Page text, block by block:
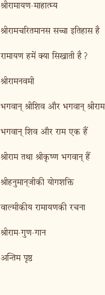
श्रीरामायण-माहात्म्य
श्रीरामचरितमानस सच्चा इतिहास है
रामायण हमें क्या सिखाती है?
श्रीरामनवमी
भगवान् श्रीशिव और भगवान् श्रीराम
भगवान् शिव और राम एक हैं
श्रीराम तथा श्रीकृष्ण भगवान् हैं
श्रीहनुमान‍्जीकी योगशक्ति
वाल्मीकीय रामायणकी रचना
श्रीराम-गुण-गान
अन्तिम पृष्ठ